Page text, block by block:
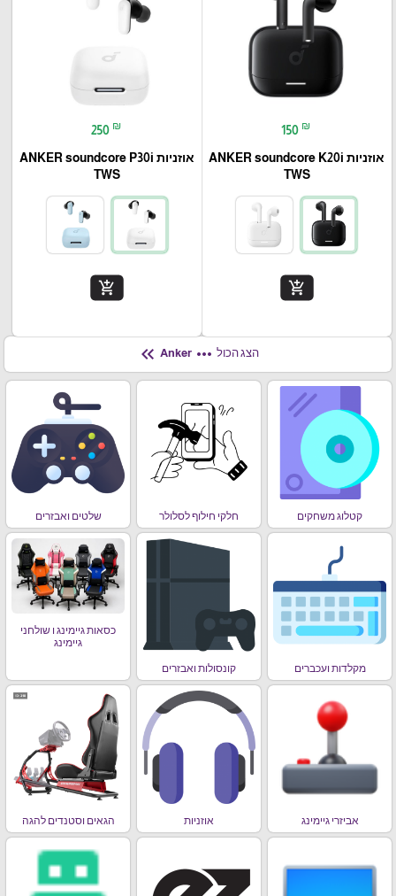
150 ₪
אוזניות ANKER soundcore K20i
TWS
add_shopping_cart
250 ₪
אוזניות ANKER soundcore P30i
TWS
add_shopping_cart
הצג הכול more_horiz
keyboard_double_arrow_left
קטלוג משחקים חלקי חילוף לסלולר שלטים ואבזרים
מקלדות ועכברים קונסולות ואבזרים
כסאות גיימינג ו שולחני
גיימינג
אביזרי גיימינג אוזניות הגאים וסטנדים להגה